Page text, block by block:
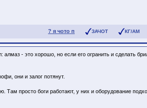
? я чото п ЗАЧОТ КГ/АМ
- это хорошо, но если его огранить и сделать
они и залог потянут.
просто боги работают, у них и оборудование